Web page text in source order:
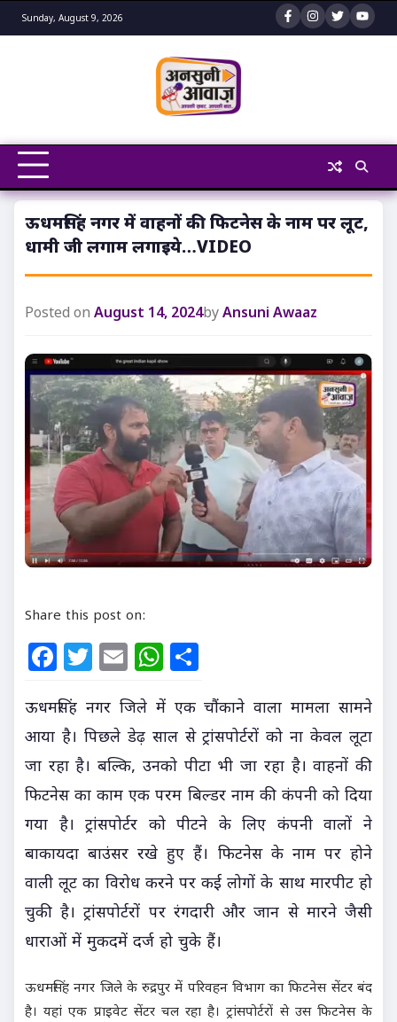
Skip
to
Sunday, August 9, 2026
ऊधमसिंह नगर में वाहनों की फिटनेस के नाम पर लूट,
धामी जी लगाम लगाइये…VIDEO
Posted on August 14, 2024byAnsuni Awaaz
Share this post on:
Facebook
Twitter
EmailWhatsApp
ऊधमसिंह नगर जिले में एक चौंकाने वाला मामला सामने
आया है। पिछले डेढ़ साल से ट्रांसपोर्टरों को ना केवल लूटा
जा रहा है। बल्कि, उनको पीटा भी जा रहा है। वाहनों की
फिटनेस का काम एक परम बिल्डर नाम की कंपनी को दिया
गया है। ट्रांसपोर्टर को पीटने के लिए कंपनी वालों ने
बाकायदा बाउंसर रखे हुए हैं। फिटनेस के नाम पर होने
वाली लूट का विरोध करने पर कई लोगों के साथ मारपीट हो
चुकी है। ट्रांसपोर्टरों पर रंगदारी और जान से मारने जैसी
धाराओं में मुकदमें दर्ज हो चुके हैं।
ऊधमसिंह नगर जिले के रुद्रपुर में परिवहन विभाग का फिटनेस सेंटर बंद
है। यहां एक प्राइवेट सेंटर चल रहा है। ट्रांसपोर्टरों से उस फिटनेस के